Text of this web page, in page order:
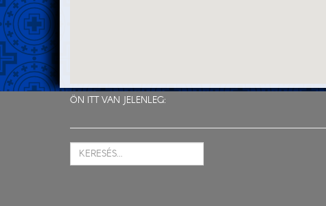
ÖN ITT VAN JELENLEG: